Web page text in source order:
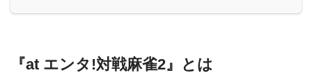
『at エンタ!対戦麻雀2』とは